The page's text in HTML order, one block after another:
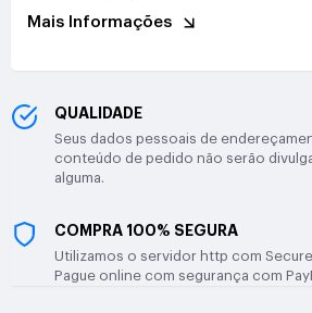
Mais Informações
QUALIDADE
Seus dados pessoais de
conteúdo de pedido não serão
alguma.
COMPRA 100% SEGURA
Utilizamos o servidor http com
Pague online com segurança com